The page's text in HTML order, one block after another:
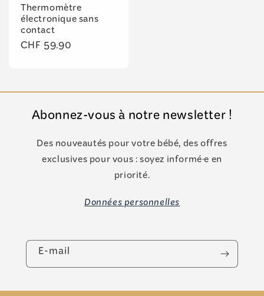
Thermomètre
électronique sans
contact
Prix
CHF 59.90
Abonnez-vous à notre newsletter !
Des nouveautés pour votre bébé, des offres
exclusives pour vous : soyez informé·e en
priorité.
Données personnelles
E-mail